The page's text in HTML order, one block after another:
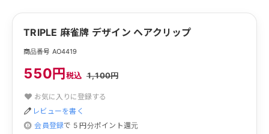
TRIPLE 麻雀牌 デザイン ヘアクリップ
商品番号 AO4419
550円税込 1,100円
お気に入りに登録する
レビューを書く
会員登録で 5円分ポイント還元